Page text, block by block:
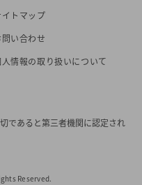
トマップ
問い合わせ
情報の取り扱いについて
であると第三者機関に認定され
Reserved.